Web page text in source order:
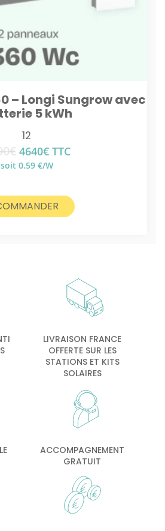
– Longi Sungrow avec
5 kWh
12
€ Le
prix
4790€.
4640€Le
prix
4640€.
TTC
soit 0.59 €/W
LIVRAISON FRANCE
OFFERTE SUR LES
STATIONS ET KITS
SOLAIRES
ACCOMPAGNEMENT
GRATUIT